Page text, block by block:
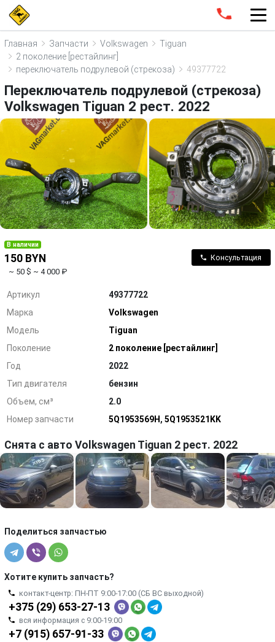
Главная Запчасти Volkswagen
Tiguan
2 поколение [рестайлинг]
переключатель подрулевой (стрекоза)
49377722
Переключатель подрулевой (стрекоза)
Volkswagen Tiguan 2 рест. 2022
В наличии
150 BYN
~ 50 $ ~ 4 000 ₽
Консультация
Артикул
49377722
Марка
Volkswagen
Модель
Tiguan
Поколение
2 поколение [рестайлинг]
Год
2022
Тип двигателя
бензин
Объем, см³
2.0
Номер запчасти
5Q1953569H ,5Q1953521KK
Снята с авто Volkswagen Tiguan 2 рест. 2022
Поделиться запчастью
Хотите купить запчасть?
контакт-центр: ПН-ПТ 9:00-17:00 (СБ ВС выходной)
+375 (29) 653-27-13
вся информация с 9:00-19:00
+7 (915) 657-91-33